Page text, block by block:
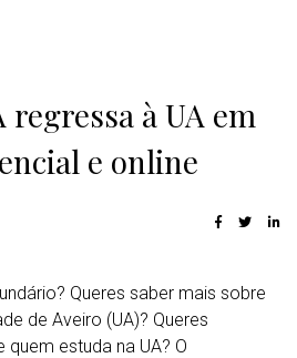
regressa à UA em
e online
Queres saber mais sobre
de Aveiro (UA)? Queres
estuda na UA? O